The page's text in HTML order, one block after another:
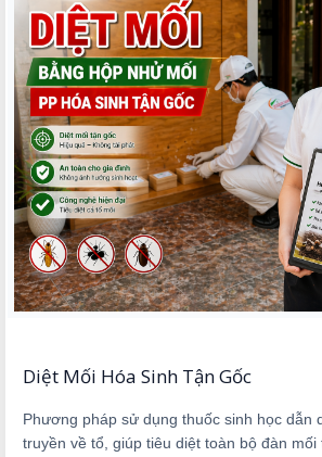
Diệt Mối Hóa Sinh Tận Gốc
Phương pháp sử dụng thuốc sinh học dẫn
truyền về tổ, giúp tiêu diệt toàn bộ đàn